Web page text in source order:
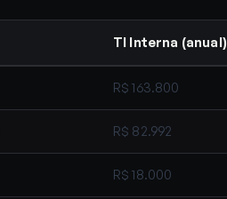
TI Interna (anual)
R$ 163.800
R$ 82.992
R$ 18.000